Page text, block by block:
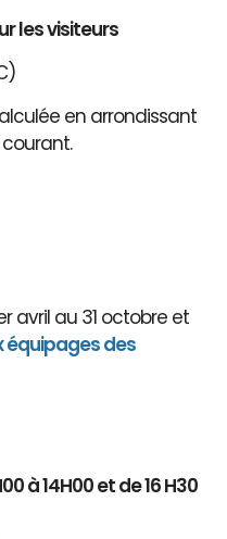
les visiteurs
en arrondissant
avril au 31 octobre et
équipages des
à 14H00 et de 16 H30